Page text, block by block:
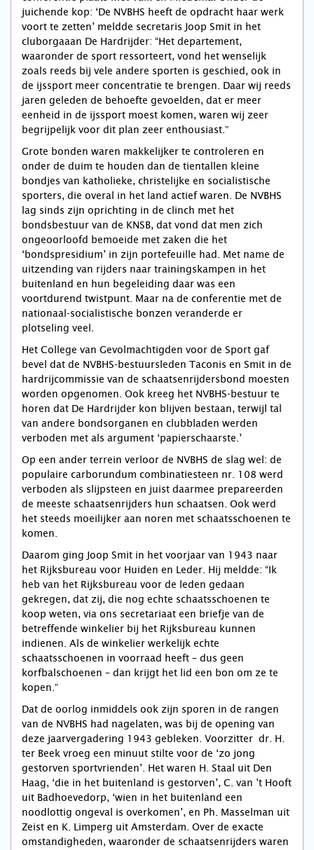
juichende kop: ‘De NVBHS heeft de opdracht haar werk
voort te zetten’ meldde secretaris Joop Smit in het
cluborgaaan De Hardrijder: “Het departement,
waaronder de sport ressorteert, vond het wenselijk
zoals reeds bij vele andere sporten is geschied, ook in
de ijssport meer concentratie te brengen. Daar wij reeds
jaren geleden de behoefte gevoelden, dat er meer
eenheid in de ijssport moest komen, waren wij zeer
begrijpelijk voor dit plan zeer enthousiast.”
Grote bonden waren makkelijker te controleren en
onder de duim te houden dan de tientallen kleine
bondjes van katholieke, christelijke en socialistische
sporters, die overal in het land actief waren. De NVBHS
lag sinds zijn oprichting in de clinch met het
bondsbestuur van de KNSB, dat vond dat men zich
ongeoorloofd bemoeide met zaken die het
‘bondspresidium’ in zijn portefeuille had. Met name de
uitzending van rijders naar trainingskampen in het
buitenland en hun begeleiding daar was een
voortdurend twistpunt. Maar na de conferentie met de
nationaal-socialistische bonzen veranderde er
plotseling veel.
Het College van Gevolmachtigden voor de Sport gaf
bevel dat de NVBHS-bestuursleden Taconis en Smit in de
hardrijcommissie van de schaatsenrijdersbond moesten
worden opgenomen. Ook kreeg het NVBHS-bestuur te
horen dat De Hardrijder kon blijven bestaan, terwijl tal
van andere bondsorganen en clubbladen werden
verboden met als argument ‘papierschaarste.’
Op een ander terrein verloor de NVBHS de slag wel: de
populaire carborundum combinatiesteen nr. 108 werd
verboden als slijpsteen en juist daarmee prepareerden
de meeste schaatsenrijders hun schaatsen. Ook werd
het steeds moeilijker aan noren met schaatsschoenen te
komen.
Daarom ging Joop Smit in het voorjaar van 1943 naar
het Rijksbureau voor Huiden en Leder. Hij meldde: “Ik
heb van het Rijksbureau voor de leden gedaan
gekregen, dat zij, die nog echte schaatsschoenen te
koop weten, via ons secretariaat een briefje van de
betreffende winkelier bij het Rijksbureau kunnen
indienen. Als de winkelier werkelijk echte
schaatsschoenen in voorraad heeft – dus geen
korfbalschoenen – dan krijgt het lid een bon om ze te
kopen.”
Dat de oorlog inmiddels ook zijn sporen in de rangen
van de NVBHS had nagelaten, was bij de opening van
deze jaarvergadering 1943 gebleken. Voorzitter dr. H.
ter Beek vroeg een minuut stilte voor de ‘zo jong
gestorven sportvrienden’. Het waren H. Staal uit Den
Haag, ‘die in het buitenland is gestorven’, C. van ’t Hooft
uit Badhoevedorp, ‘wien in het buitenland een
noodlottig ongeval is overkomen’, en Ph. Masselman uit
Zeist en K. Limperg uit Amsterdam. Over de exacte
omstandigheden, waaronder de schaatsenrijders waren